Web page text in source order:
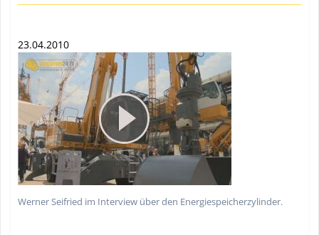
23.04.2010
Werner Seifried im Interview über den Energiespeicherzylinder.